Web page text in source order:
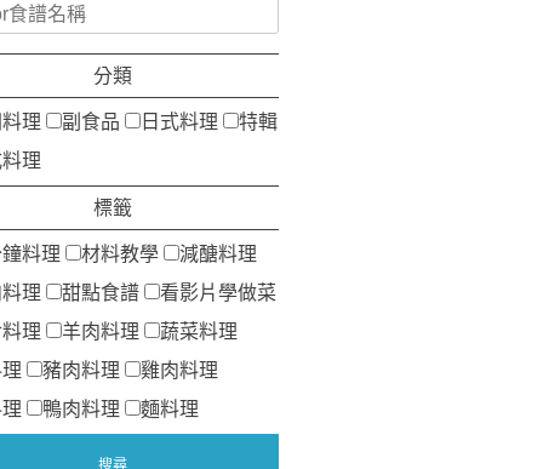
分類
理 副食品 日式料理
特輯
理
標籤
料理 材料教學
減醣料理
理
甜點食譜
看影片學做菜
理
羊肉料理
蔬菜料理
豬肉料理
雞肉料理
鴨肉料理 麵料理